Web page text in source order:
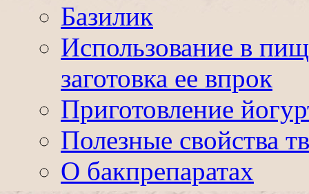
Базилик
Использование в
заготовка ее впрок
Приготовление
Полезные свойства
О бакпрепаратах